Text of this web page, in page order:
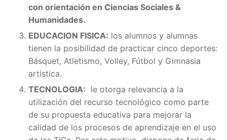
con orientación en Ciencias Sociales &
Humanidades.
EDUCACION FISICA: los alumnos y alumnas
tienen la posibilidad de practicar cinco deportes:
Básquet, Atletismo, Volley, Fútbol y Gimnasia
artística.
TECNOLOGIA: le otorga relevancia a la
utilización del recurso tecnológico como parte
de su propuesta educativa para mejorar la
calidad de los procesos de aprendizaje en el uso